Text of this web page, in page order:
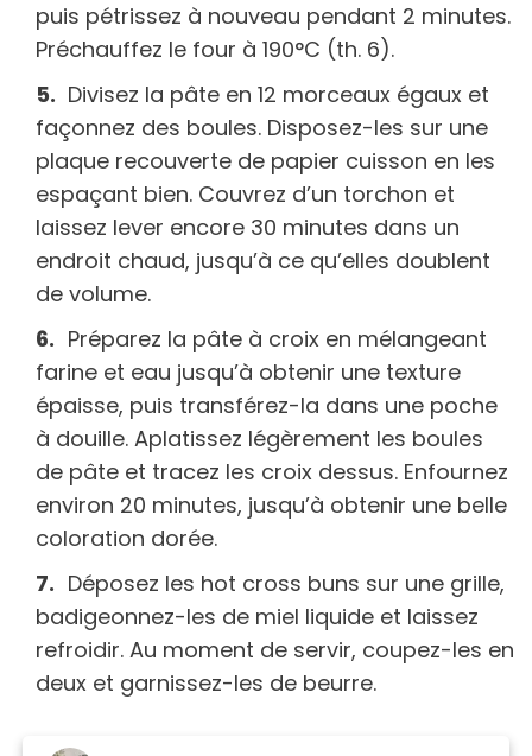
puis pétrissez à nouveau pendant 2 minutes.
Préchauffez le four à 190°C (th. 6).
Divisez la pâte en 12 morceaux égaux et
façonnez des boules. Disposez-les sur une
plaque recouverte de papier cuisson en les
espaçant bien. Couvrez d’un torchon et
laissez lever encore 30 minutes dans un
endroit chaud, jusqu’à ce qu’elles doublent
de volume.
Préparez la pâte à croix en mélangeant
farine et eau jusqu’à obtenir une texture
épaisse, puis transférez-la dans une poche
à douille. Aplatissez légèrement les boules
de pâte et tracez les croix dessus. Enfournez
environ 20 minutes, jusqu’à obtenir une belle
coloration dorée.
Déposez les hot cross buns sur une grille,
badigeonnez-les de miel liquide et laissez
refroidir. Au moment de servir, coupez-les en
deux et garnissez-les de beurre.